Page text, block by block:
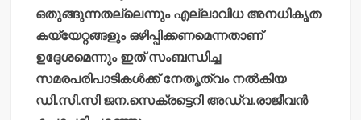
ഒതുങ്ങുന്നതല്ലെന്നും എല്ലാവിധ അനധികൃത
കയ്യേറ്റങ്ങളും ഒഴിപ്പിക്കണമെന്നതാണ്
ഉദ്ദേശമെന്നും ഇത് സംബന്ധിച്ച
സമരപരിപാടികള്‍ക്ക് നേതൃത്വം നല്‍കിയ
ഡി.സി.സി ജന.സെക്രട്ടെറി അഡ്വ.രാജീവന്‍